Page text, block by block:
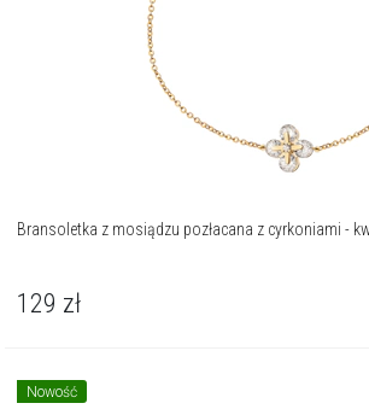
Bransoletka z mosiądzu pozłacana z cyrkoniami -
129 zł
Nowość